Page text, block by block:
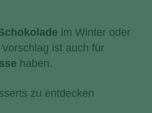
im Winter oder
ist auch für
haben.
zu entdecken